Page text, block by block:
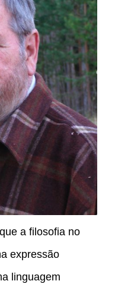
a filosofia no
expressão
linguagem